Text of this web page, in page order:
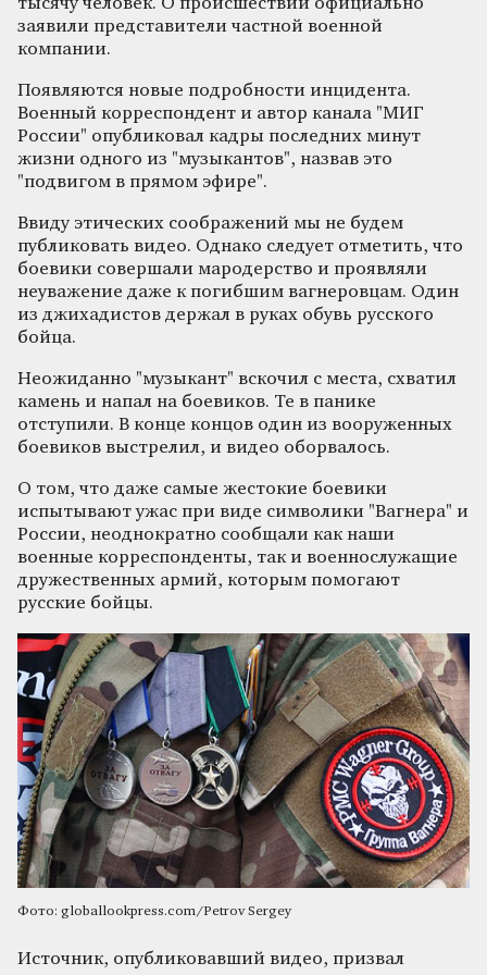
заявили представители частной военной
компании.
Появляются новые подробности инцидента.
Военный корреспондент и автор канала "МИГ
России" опубликовал кадры последних минут
жизни одного из "музыкантов", назвав это
"подвигом в прямом эфире".
Ввиду этических соображений мы не будем
публиковать видео. Однако следует отметить, что
боевики совершали мародерство и проявляли
неуважение даже к погибшим вагнеровцам. Один
из джихадистов держал в руках обувь русского
бойца.
Неожиданно "музыкант" вскочил с места, схватил
камень и напал на боевиков. Те в панике
отступили. В конце концов один из вооруженных
боевиков выстрелил, и видео оборвалось.
О том, что даже самые жестокие боевики
испытывают ужас при виде символики "Вагнера" и
России, неоднократно сообщали как наши
военные корреспонденты, так и военнослужащие
дружественных армий, которым помогают
русские бойцы.
Фото: globallookpress.com/Petrov Sergey
Источник, опубликовавший видео, призвал